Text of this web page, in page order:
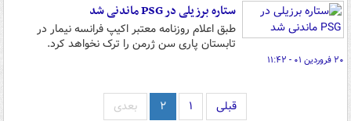
ستاره برزیلی در PSG ماندنی شد
طبق اعلام روزنامه معتبر اکیپ فرانسه نیمار در
تابستان پاری سن ژرمن را ترک نخواهد کرد.
۲۰ فروردین ۰۱ - ۱۱:۴۲
قبلی ۱ ۲ بعدی